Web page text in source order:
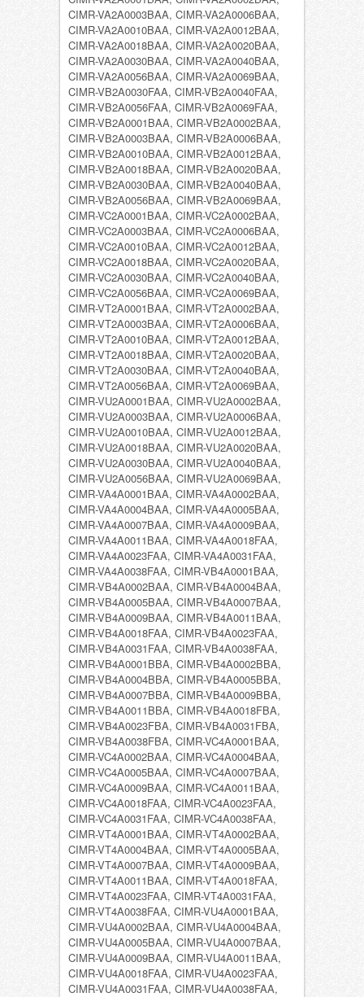
CIMR-VA2A0003BAA, CIMR-VA2A0006BAA,
CIMR-VA2A0010BAA, CIMR-VA2A0012BAA,
CIMR-VA2A0018BAA, CIMR-VA2A0020BAA,
CIMR-VA2A0030BAA, CIMR-VA2A0040BAA,
CIMR-VA2A0056BAA, CIMR-VA2A0069BAA,
CIMR-VB2A0030FAA, CIMR-VB2A0040FAA,
CIMR-VB2A0056FAA, CIMR-VB2A0069FAA,
CIMR-VB2A0001BAA, CIMR-VB2A0002BAA,
CIMR-VB2A0003BAA, CIMR-VB2A0006BAA,
CIMR-VB2A0010BAA, CIMR-VB2A0012BAA,
CIMR-VB2A0018BAA, CIMR-VB2A0020BAA,
CIMR-VB2A0030BAA, CIMR-VB2A0040BAA,
CIMR-VB2A0056BAA, CIMR-VB2A0069BAA,
CIMR-VC2A0001BAA, CIMR-VC2A0002BAA,
CIMR-VC2A0003BAA, CIMR-VC2A0006BAA,
CIMR-VC2A0010BAA, CIMR-VC2A0012BAA,
CIMR-VC2A0018BAA, CIMR-VC2A0020BAA,
CIMR-VC2A0030BAA, CIMR-VC2A0040BAA,
CIMR-VC2A0056BAA, CIMR-VC2A0069BAA,
CIMR-VT2A0001BAA, CIMR-VT2A0002BAA,
CIMR-VT2A0003BAA, CIMR-VT2A0006BAA,
CIMR-VT2A0010BAA, CIMR-VT2A0012BAA,
CIMR-VT2A0018BAA, CIMR-VT2A0020BAA,
CIMR-VT2A0030BAA, CIMR-VT2A0040BAA,
CIMR-VT2A0056BAA, CIMR-VT2A0069BAA,
CIMR-VU2A0001BAA, CIMR-VU2A0002BAA,
CIMR-VU2A0003BAA, CIMR-VU2A0006BAA,
CIMR-VU2A0010BAA, CIMR-VU2A0012BAA,
CIMR-VU2A0018BAA, CIMR-VU2A0020BAA,
CIMR-VU2A0030BAA, CIMR-VU2A0040BAA,
CIMR-VU2A0056BAA, CIMR-VU2A0069BAA,
CIMR-VA4A0001BAA, CIMR-VA4A0002BAA,
CIMR-VA4A0004BAA, CIMR-VA4A0005BAA,
CIMR-VA4A0007BAA, CIMR-VA4A0009BAA,
CIMR-VA4A0011BAA, CIMR-VA4A0018FAA,
CIMR-VA4A0023FAA, CIMR-VA4A0031FAA,
CIMR-VA4A0038FAA, CIMR-VB4A0001BAA,
CIMR-VB4A0002BAA, CIMR-VB4A0004BAA,
CIMR-VB4A0005BAA, CIMR-VB4A0007BAA,
CIMR-VB4A0009BAA, CIMR-VB4A0011BAA,
CIMR-VB4A0018FAA, CIMR-VB4A0023FAA,
CIMR-VB4A0031FAA, CIMR-VB4A0038FAA,
CIMR-VB4A0001BBA, CIMR-VB4A0002BBA,
CIMR-VB4A0004BBA, CIMR-VB4A0005BBA,
CIMR-VB4A0007BBA, CIMR-VB4A0009BBA,
CIMR-VB4A0011BBA, CIMR-VB4A0018FBA,
CIMR-VB4A0023FBA, CIMR-VB4A0031FBA,
CIMR-VB4A0038FBA, CIMR-VC4A0001BAA,
CIMR-VC4A0002BAA, CIMR-VC4A0004BAA,
CIMR-VC4A0005BAA, CIMR-VC4A0007BAA,
CIMR-VC4A0009BAA, CIMR-VC4A0011BAA,
CIMR-VC4A0018FAA, CIMR-VC4A0023FAA,
CIMR-VC4A0031FAA, CIMR-VC4A0038FAA,
CIMR-VT4A0001BAA, CIMR-VT4A0002BAA,
CIMR-VT4A0004BAA, CIMR-VT4A0005BAA,
CIMR-VT4A0007BAA, CIMR-VT4A0009BAA,
CIMR-VT4A0011BAA, CIMR-VT4A0018FAA,
CIMR-VT4A0023FAA, CIMR-VT4A0031FAA,
CIMR-VT4A0038FAA, CIMR-VU4A0001BAA,
CIMR-VU4A0002BAA, CIMR-VU4A0004BAA,
CIMR-VU4A0005BAA, CIMR-VU4A0007BAA,
CIMR-VU4A0009BAA, CIMR-VU4A0011BAA,
CIMR-VU4A0018FAA, CIMR-VU4A0023FAA,
CIMR-VU4A0031FAA, CIMR-VU4A0038FAA,